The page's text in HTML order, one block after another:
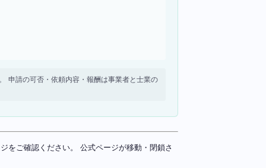
申請の可否・依頼内容・報酬は事業者と士業の
をご確認ください。 公式ページが移動・閉鎖さ